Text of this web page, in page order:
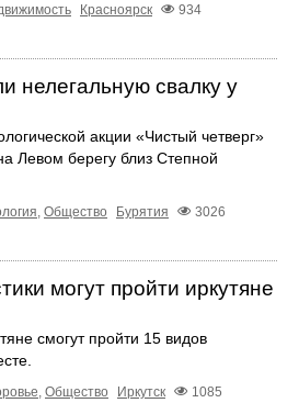
Красноярск
934
нелегальную свалку у
акции «Чистый четверг»
Левом берегу близ Степной
, Общество Бурятия
3026
могут пройти иркутяне
смогут пройти 15 видов
, Общество Иркутск
1085